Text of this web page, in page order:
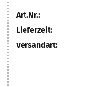
Art.Nr.:
Lieferzeit:
Versandart: